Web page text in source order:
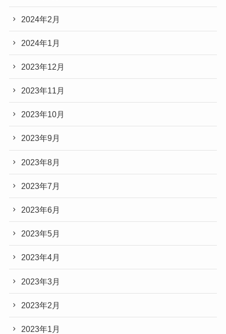
2024年2月
2024年1月
2023年12月
2023年11月
2023年10月
2023年9月
2023年8月
2023年7月
2023年6月
2023年5月
2023年4月
2023年3月
2023年2月
2023年1月